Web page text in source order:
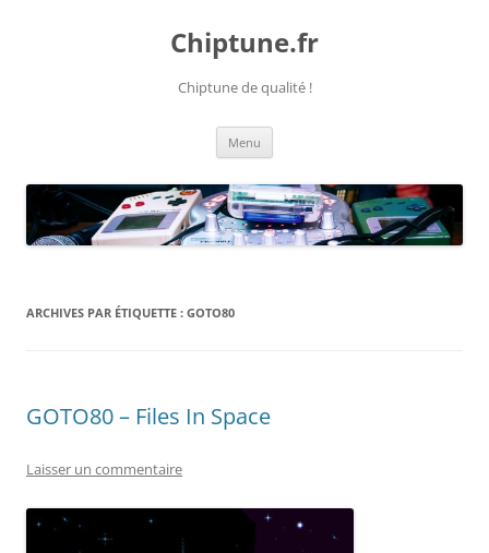
Chiptune.fr
Chiptune de qualité !
Menu
ARCHIVES PAR ÉTIQUETTE : GOTO80
GOTO80 – Files In Space
Laisser un commentaire